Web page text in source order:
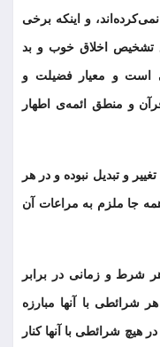
و اینکه برخی
تشخیص اخلاق خوب و بد
است و معیار فضیلت و
و منطق ائمه‌ی اطهار
و تبدیل نبوده و در هر
جا ملزم به مراعات آن
شرط و زمانی در برابر
شرائطی با آنها مبارزه
هیچ شرائطی با آنها کنار